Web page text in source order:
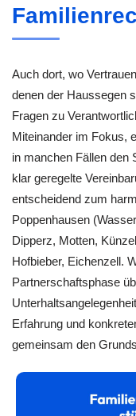
Auch dort, wo
denen der Haussegen
Fragen zu
Miteinander im Fokus,
in manchen Fällen den
klar geregelte
entscheidend zum
Poppenhausen
Dipperz, Motten,
Hofbieber, Eichenzell.
Partnerschaftsphase
Erfahrung und
gemeinsam den